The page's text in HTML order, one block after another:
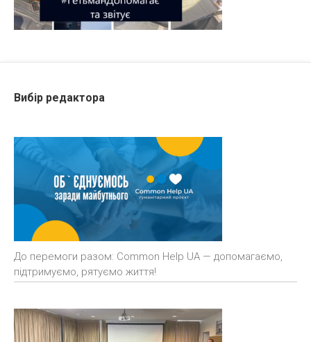
Вибір редактора
До перемоги разом: Common Help UA — допомагаємо,
підтримуємо, рятуємо життя!